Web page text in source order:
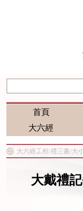
首頁
大六經
大六經工程/禮三書/大
大戴禮